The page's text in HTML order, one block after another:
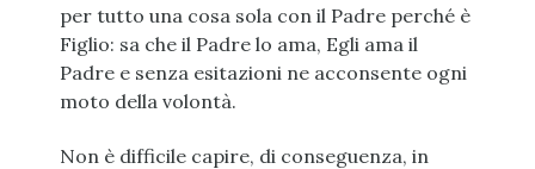
per tutto una cosa sola con il Padre perché è
Figlio: sa che il Padre lo ama, Egli ama il
Padre e senza esitazioni ne acconsente ogni
moto della volontà.
Non è difficile capire, di conseguenza, in